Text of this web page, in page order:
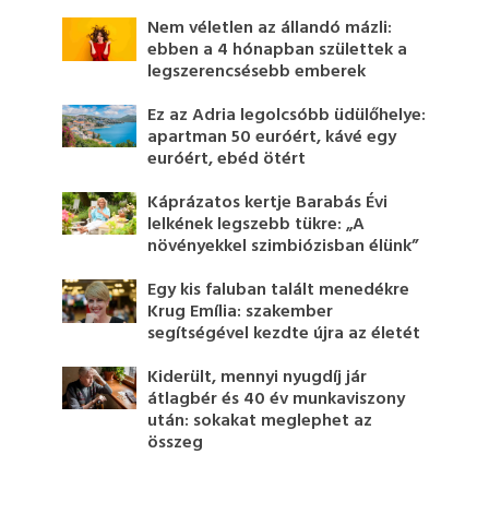
Nem véletlen az állandó mázli:
ebben a 4 hónapban születtek a
legszerencsésebb emberek
Ez az Adria legolcsóbb üdülőhelye:
apartman 50 euróért, kávé egy
euróért, ebéd ötért
Káprázatos kertje Barabás Évi
lelkének legszebb tükre: „A
növényekkel szimbiózisban élünk”
Egy kis faluban talált menedékre
Krug Emília: szakember
segítségével kezdte újra az életét
Kiderült, mennyi nyugdíj jár
átlagbér és 40 év munkaviszony
után: sokakat meglephet az
összeg